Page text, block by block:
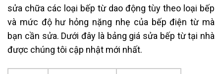
sửa chữa các loại bếp từ dao động tùy theo loại bếp
và mức độ hư hỏng nặng nhẹ của bếp điện từ mà
bạn cần sửa. Dưới đây là bảng giá sửa bếp từ tại nhà
được chúng tôi cập nhật mới nhất.